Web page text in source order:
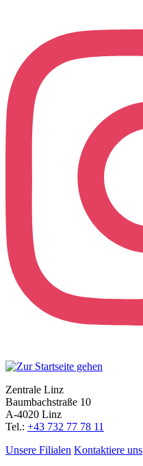
Zentrale Linz
Baumbachstraße 10
A-4020 Linz
Tel.: +43 732 77 78 11
Unsere Filialen Kontaktiere uns